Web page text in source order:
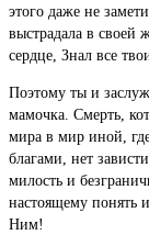
этого даже не
выстрадала в своей
сердце, Знал все
Поэтому ты и
мамочка. Смерть,
мира в мир иной,
благами, нет
милость и
настоящему понять
Ним!